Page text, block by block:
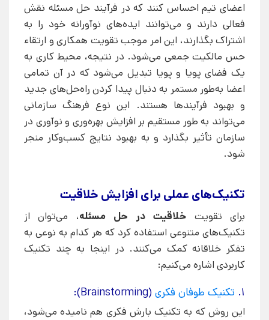
اعضای تیم احساس کنند که در فرآیند حل مسئله نقش
فعالی دارند و می‌توانند ایده‌های نوآورانه خود را به
اشتراک بگذارند، این امر موجب تقویت همکاری و ارتقاء
حس مالکیت جمعی می‌شود. در نتیجه، محیط کاری به
یک فضای پویا و پویا تبدیل می‌شود که در آن تمامی
اعضا به‌طور مستمر به دنبال پیدا کردن راه‌حل‌های جدید
و بهبود فرآیندها هستند. این نوع فرهنگ سازمانی
می‌تواند به طور مستقیم بر افزایش بهره‌وری و نوآوری در
سازمان تأثیر بگذارد و به بهبود نتایج کسب‌وکار منجر
شود.
تکنیک‌های عملی برای افزایش خلاقیت
برای تقویت خلاقیت در حل مسئله، می‌توان از
تکنیک‌های متنوعی استفاده کرد که هر کدام به نوعی به
تفکر خلاقانه کمک می‌کنند. در اینجا به چند تکنیک
کاربردی اشاره می‌کنیم:
1. تکنیک طوفان فکری (Brainstorming):
این روش که به تکنیک بارش فکری هم نامیده می‌شود،